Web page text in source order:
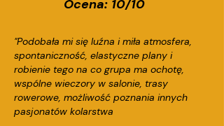
Ocena: 10/10
"Podobała mi się luźna i miła atmosfera,
spontaniczność, elastyczne plany i
robienie tego na co grupa ma ochotę,
wspólne wieczory w salonie, trasy
rowerowe, możliwość poznania innych
pasjonatów kolarstwa